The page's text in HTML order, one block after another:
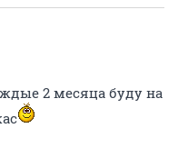
2 месяца буду на